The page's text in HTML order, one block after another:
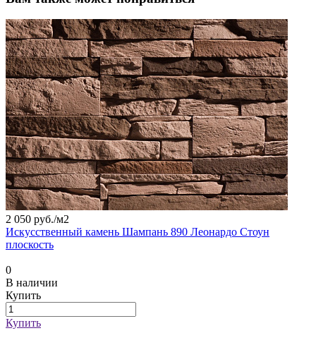
2 050 руб./м2
Искусственный камень Шампань 890 Леонардо Стоун
плоскость
0
В наличии
Купить
Купить